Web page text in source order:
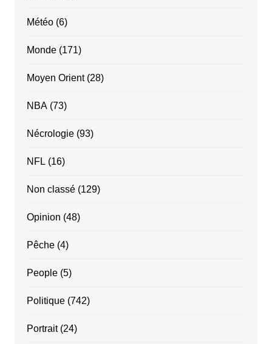
Météo(6)
Monde(171)
Moyen Orient(28)
NBA(73)
Nécrologie(93)
NFL (16)
Non classé(129)
Opinion (48)
Pêche(4)
People(5)
Politique(742)
Portrait(24)